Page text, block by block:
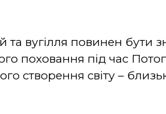
та вугілля повинен
поховання під час
створення світу –